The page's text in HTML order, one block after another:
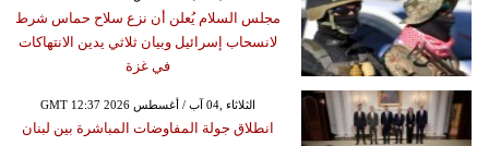
مجلس السلام يُعلن أن نزع سلاح حماس شرط
لانسحاب إسرائيل وبيان ثلاثي يدين الانتهاكات
في غزة
GMT 12:37 2026 الثلاثاء ,04 آب / أغسطس
انطلاق جولة المفاوضات المباشرة بين لبنان